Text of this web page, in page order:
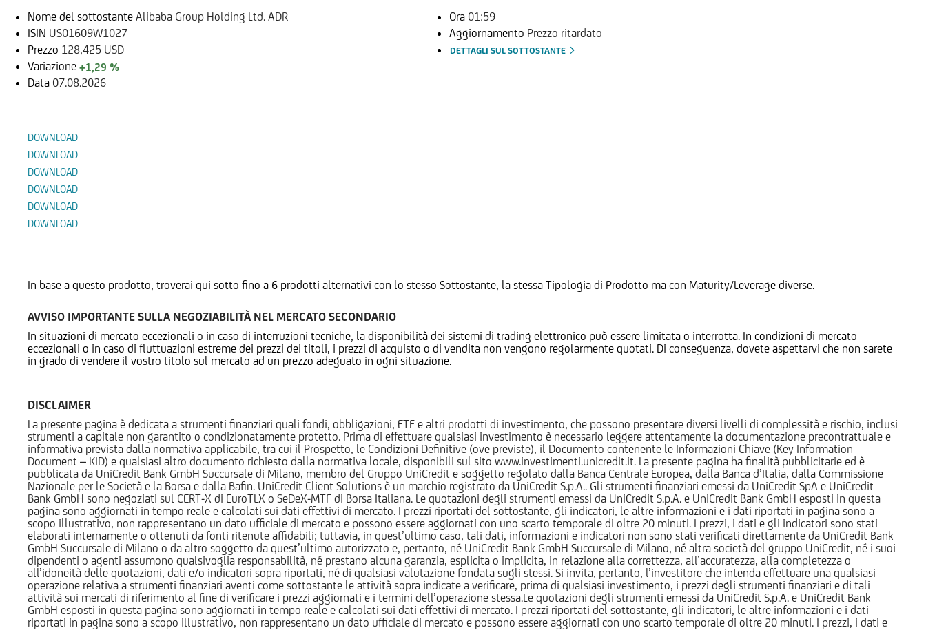
Nome del sottostante Alibaba Group Holding Ltd. ADR
ISIN US01609W1027
Prezzo 128,425 USD
Variazione +1,29 %
Data 07.08.2026
Ora 01:59
Aggiornamento Prezzo ritardato
DETTAGLI SUL SOTTOSTANTE
DOWNLOAD
DOWNLOAD
DOWNLOAD
DOWNLOAD
DOWNLOAD
DOWNLOAD
In base a questo prodotto, troverai qui sotto fino a 6 prodotti alternativi con lo stesso Sottostante, la stessa Tipologia di Prodotto ma con Maturity/Leverage diverse.
AVVISO IMPORTANTE SULLA NEGOZIABILITÀ NEL MERCATO SECONDARIO
In situazioni di mercato eccezionali o in caso di interruzioni tecniche, la disponibilità dei sistemi di trading elettronico può essere limitata o interrotta. In condizioni di mercato
eccezionali o in caso di fluttuazioni estreme dei prezzi dei titoli, i prezzi di acquisto o di vendita non vengono regolarmente quotati. Di conseguenza, dovete aspettarvi che non sarete
in grado di vendere il vostro titolo sul mercato ad un prezzo adeguato in ogni situazione.
DISCLAIMER
La presente pagina è dedicata a strumenti finanziari quali fondi, obbligazioni, ETF e altri prodotti di investimento, che possono presentare diversi livelli di complessità e rischio, inclusi
strumenti a capitale non garantito o condizionatamente protetto. Prima di effettuare qualsiasi investimento è necessario leggere attentamente la documentazione precontrattuale e
informativa prevista dalla normativa applicabile, tra cui il Prospetto, le Condizioni Definitive (ove previste), il Documento contenente le Informazioni Chiave (Key Information
Document – KID) e qualsiasi altro documento richiesto dalla normativa locale, disponibili sul sito www.investimenti.unicredit.it. La presente pagina ha finalità pubblicitarie ed è
pubblicata da UniCredit Bank GmbH Succursale di Milano, membro del Gruppo UniCredit e soggetto regolato dalla Banca Centrale Europea, dalla Banca d’Italia, dalla Commissione
Nazionale per le Società e la Borsa e dalla Bafin. UniCredit Client Solutions è un marchio registrato da UniCredit S.p.A.. Gli strumenti finanziari emessi da UniCredit SpA e UniCredit
Bank GmbH sono negoziati sul CERT-X di EuroTLX o SeDeX-MTF di Borsa Italiana. Le quotazioni degli strumenti emessi da UniCredit S.p.A. e UniCredit Bank GmbH esposti in questa
pagina sono aggiornati in tempo reale e calcolati sui dati effettivi di mercato. I prezzi riportati del sottostante, gli indicatori, le altre informazioni e i dati riportati in pagina sono a
scopo illustrativo, non rappresentano un dato ufficiale di mercato e possono essere aggiornati con uno scarto temporale di oltre 20 minuti. I prezzi, i dati e gli indicatori sono stati
elaborati internamente o ottenuti da fonti ritenute affidabili; tuttavia, in quest’ultimo caso, tali dati, informazioni e indicatori non sono stati verificati direttamente da UniCredit Bank
GmbH Succursale di Milano o da altro soggetto da quest’ultimo autorizzato e, pertanto, né UniCredit Bank GmbH Succursale di Milano, né altra società del gruppo UniCredit, né i suoi
dipendenti o agenti assumono qualsivoglia responsabilità, né prestano alcuna garanzia, esplicita o implicita, in relazione alla correttezza, all’accuratezza, alla completezza o
all’idoneità delle quotazioni, dati e/o indicatori sopra riportati, né di qualsiasi valutazione fondata sugli stessi. Si invita, pertanto, l’investitore che intenda effettuare una qualsiasi
operazione relativa a strumenti finanziari aventi come sottostante le attività sopra indicate a verificare, prima di qualsiasi investimento, i prezzi degli strumenti finanziari e di tali
attività sui mercati di riferimento al fine di verificare i prezzi aggiornati e i termini dell’operazione stessa.Le quotazioni degli strumenti emessi da UniCredit S.p.A. e UniCredit Bank
GmbH esposti in questa pagina sono aggiornati in tempo reale e calcolati sui dati effettivi di mercato. I prezzi riportati del sottostante, gli indicatori, le altre informazioni e i dati
riportati in pagina sono a scopo illustrativo, non rappresentano un dato ufficiale di mercato e possono essere aggiornati con uno scarto temporale di oltre 20 minuti. I prezzi, i dati e